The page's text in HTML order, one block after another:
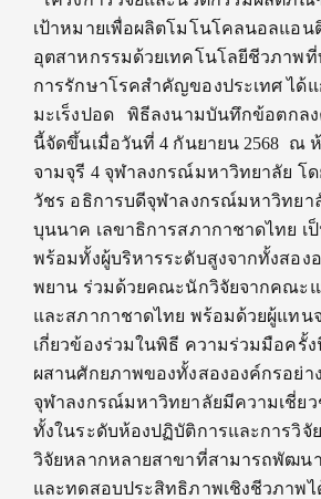
เป้าหมายเพื่อผลิตโมโนโคลนอลแอน
อุตสาหกรรมด้วยเทคโนโลยีชีวภาพ
การรักษาโรคสำคัญของประเทศ ได้แ
มะเร็งปอด พิธีลงนามบันทึกข้อตกล
นี้จัดขึ้นเมื่อวันที่ 4 กันยายน 2568 ณ ห้
จามจุรี 4 จุฬาลงกรณ์มหาวิทยาลัย โด
วัชร อธิการบดีจุฬาลงกรณ์มหาวิทยา
บุนนาค เลขาธิการสภากาชาดไทย เ
พร้อมทั้งผู้บริหารระดับสูงจากทั้งสอง
พยาน ร่วมด้วยคณะนักวิจัยจากคณะ
และสภากาชาดไทย พร้อมด้วยผู้แทน
เกี่ยวข้องร่วมในพิธี ความร่วมมือครั้ง
ผสานศักยภาพของทั้งสององค์กรอย่า
จุฬาลงกรณ์มหาวิทยาลัยมีความเชี่ย
ทั้งในระดับห้องปฏิบัติการและการวิจั
วิจัยหลากหลายสาขาที่สามารถพัฒน
และทดสอบประสิทธิภาพเชิงชีวภาพไ